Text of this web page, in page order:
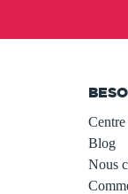
Blog
Nous